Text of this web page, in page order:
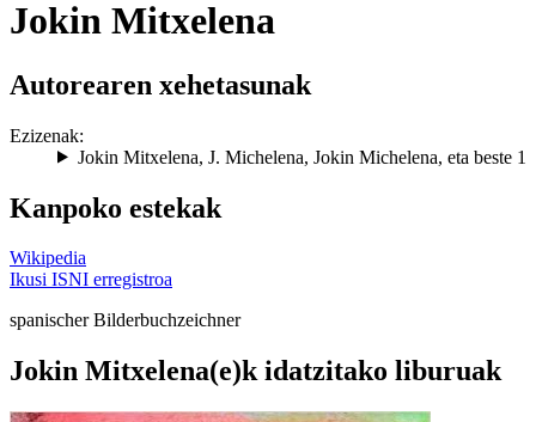
Jokin Mitxelena
Autorearen xehetasunak
Ezizenak:
Jokin Mitxelena, J. Michelena, Jokin Michelena, eta beste 1
Kanpoko estekak
Wikipedia
Ikusi ISNI erregistroa
spanischer Bilderbuchzeichner
Jokin Mitxelena(e)k idatzitako liburuak